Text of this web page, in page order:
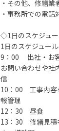
・その他、修繕
・事務所での電話
◇1日のスケジュ
1日のスケジュー
9：00 出社・お
お問い合わせや社
信
10：00 工事内容
報管理
12：30 昼食
13：30 修繕見積